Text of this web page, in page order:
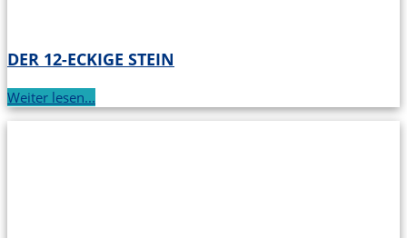
DER 12-ECKIGE STEIN
Weiter lesen...